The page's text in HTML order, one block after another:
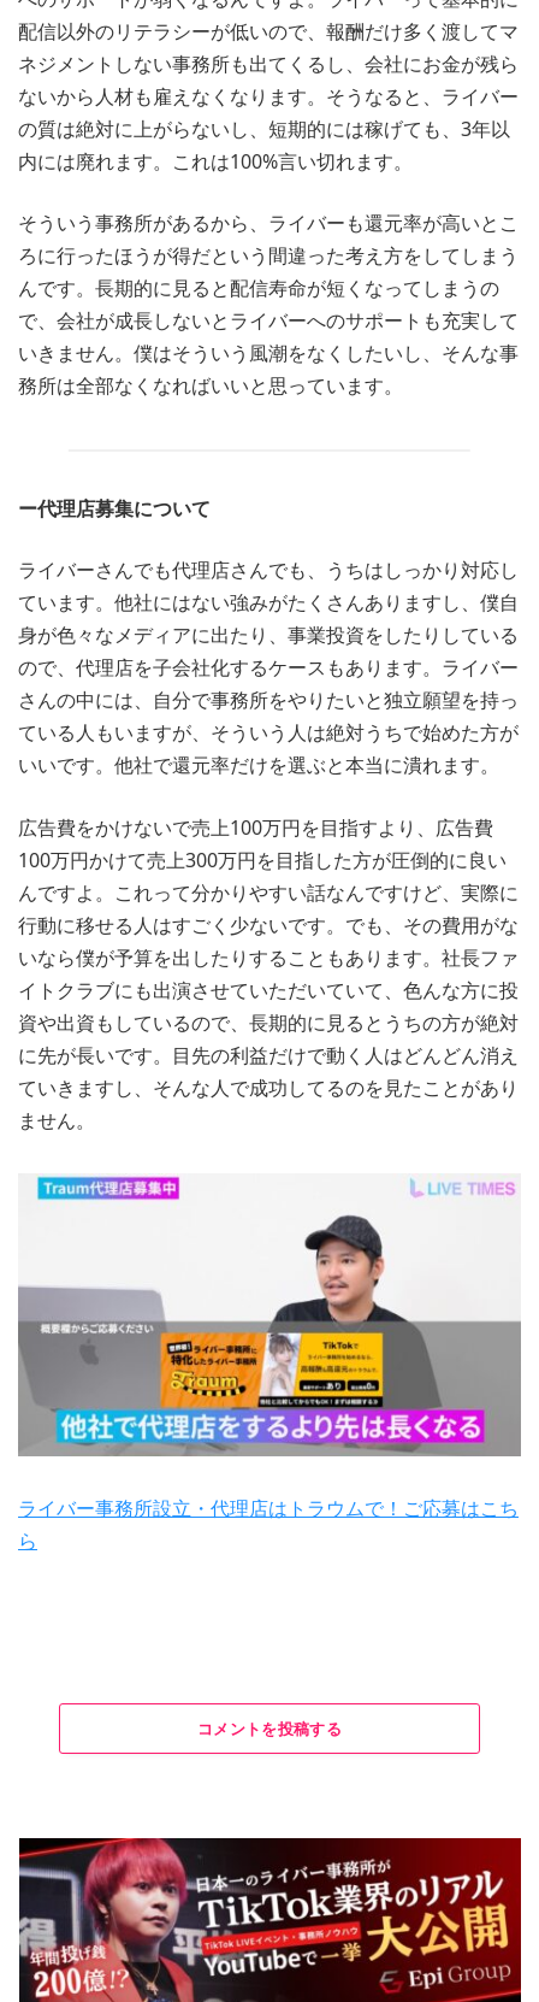
配信以外のリテラシーが低いので、報酬だけ多く渡してマ
ネジメントしない事務所も出てくるし、会社にお金が残ら
ないから人材も雇えなくなります。そうなると、ライバー
の質は絶対に上がらないし、短期的には稼げても、3年以
内には廃れます。これは100%言い切れます。
そういう事務所があるから、ライバーも還元率が高いとこ
ろに行ったほうが得だという間違った考え方をしてしまう
んです。長期的に見ると配信寿命が短くなってしまうの
で、会社が成長しないとライバーへのサポートも充実して
いきません。僕はそういう風潮をなくしたいし、そんな事
務所は全部なくなればいいと思っています。
ー代理店募集について
ライバーさんでも代理店さんでも、うちはしっかり対応し
ています。他社にはない強みがたくさんありますし、僕自
身が色々なメディアに出たり、事業投資をしたりしている
ので、代理店を子会社化するケースもあります。ライバー
さんの中には、自分で事務所をやりたいと独立願望を持っ
ている人もいますが、そういう人は絶対うちで始めた方が
いいです。他社で還元率だけを選ぶと本当に潰れます。
広告費をかけないで売上100万円を目指すより、広告費
100万円かけて売上300万円を目指した方が圧倒的に良い
んですよ。これって分かりやすい話なんですけど、実際に
行動に移せる人はすごく少ないです。でも、その費用がな
いなら僕が予算を出したりすることもあります。社長ファ
イトクラブにも出演させていただいていて、色んな方に投
資や出資もしているので、長期的に見るとうちの方が絶対
に先が長いです。目先の利益だけで動く人はどんどん消え
ていきますし、そんな人で成功してるのを見たことがあり
ません。
ライバー事務所設立・代理店はトラウムで！ご応募はこち
ら
コメントを投稿する